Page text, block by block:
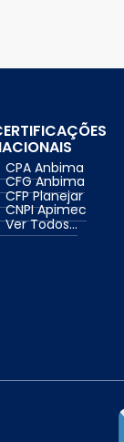
CPA Anbima
CFG Anbima
CFP Planejar
CNPI Apimec
Ver Todos...